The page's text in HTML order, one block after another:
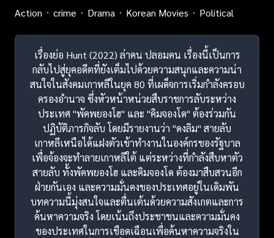
Action
crime Drama Korean Movies Political
เรื่องย่อ Hunt (2022) ล่าคน ปลอมคน เรื่องนี้เป็นการ
กลับไปสู่ยุคอดีตที่ยังเต็มไปด้วยความสนุกและความน่า
สนใจในสังคมเกาหลีในยุค 80 ที่เผด็จการเริ่มกำลังครอบ
ครองอำนาจ ซึ่งหัวหน้าหน่วยสืบราชการลับระหว่าง
ประเทศ "พัคพยองโฮ" และ "คิมจองโด" ต้องร่วมกัน
ปฏิบัติภารกิจลับ โดยมีรายงานว่า "ดงลิม" สายลับ
เกาหลีเหนือได้แฝงตัวเข้าทำงานในองค์กรของรัฐบาล
เพื่อจ้องจะทำลายเกาหลีใต้ แต่ระหว่างที่กำลังสืบหาตัว
สายลับ ทั้งพัคพยองโฮ และคิมจองโด ต้องมาสืบสวนอีก
ฝ่ายกันเอง และความมั่นคงของประเทศอยู่ในเดิมพัน
บทความนี้มุ่งสนใจและตื่นเต้นด้วยความสังเกตและการ
ค้นหาความจริง โดยเน้นถึงประชาชนและความมั่นคง
ของประเทศในการเชือดเฉือนเพื่อค้นหาความจริงใน